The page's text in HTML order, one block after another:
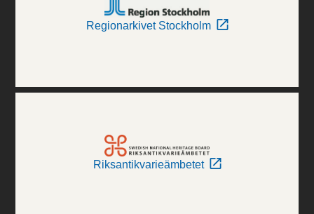
Regionarkivet Stockholm
Riksantikvarieämbetet